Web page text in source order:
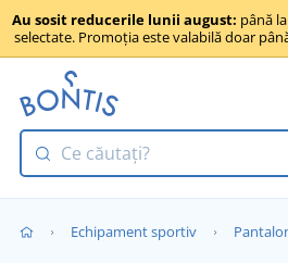
Au sosit reducerile lunii august: până la
selectate. Promoția este valabilă doar
Echipament sportiv